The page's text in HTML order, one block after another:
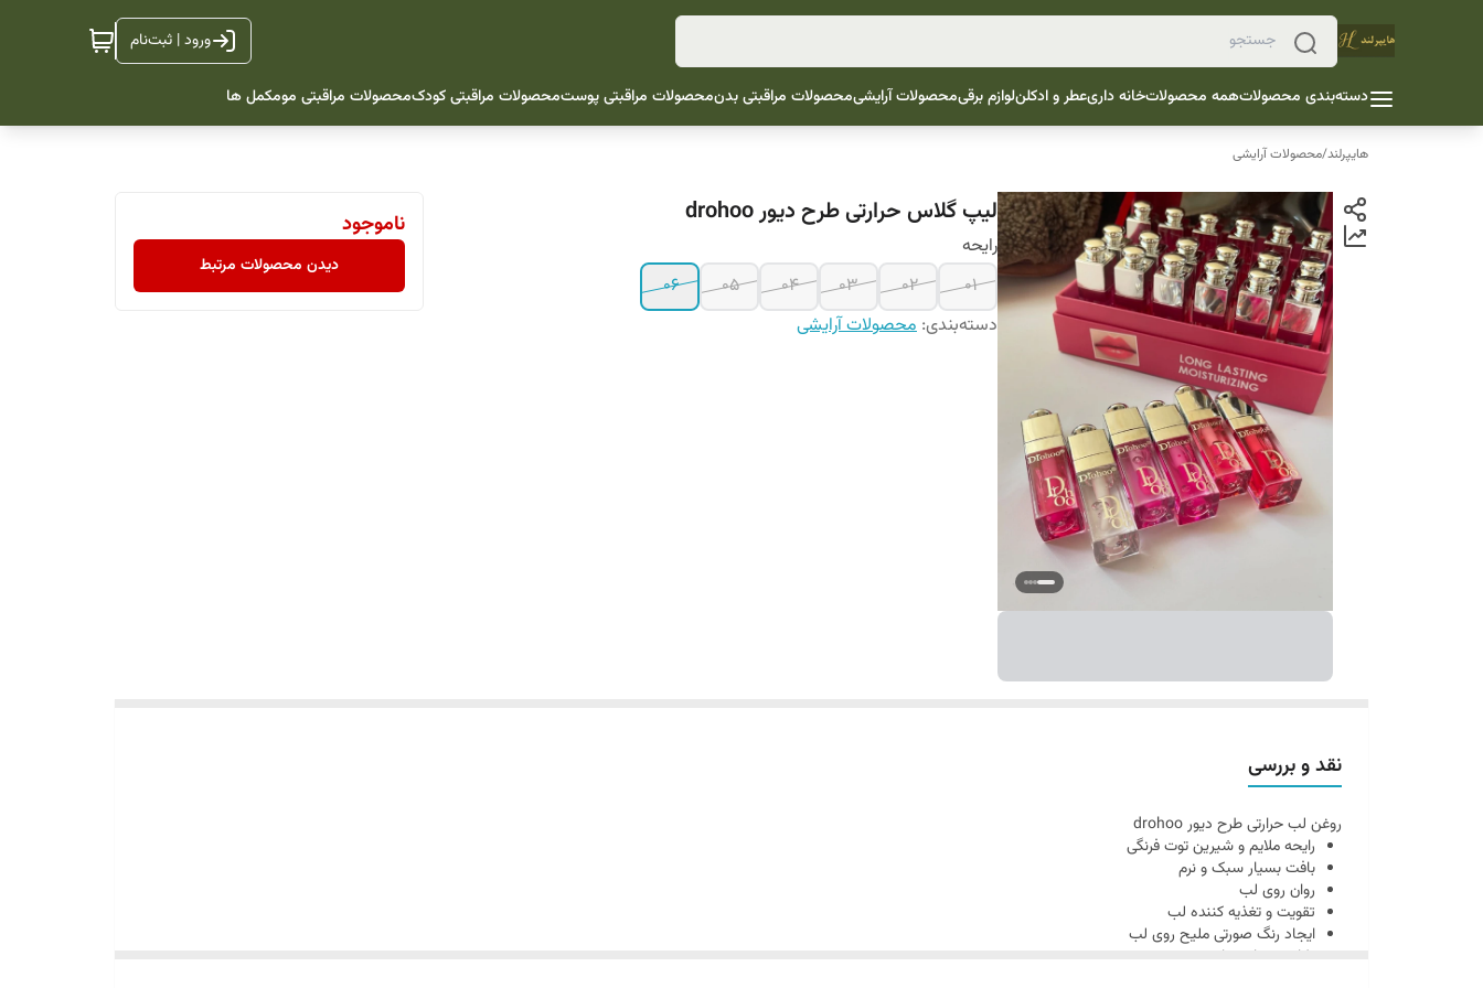
ورود | ثبت‌نام
دسته‌بندی محصولاتهمه محصولاتخانه داریعطر و ادکلنلوازم برقیمحصولات آرایشیمحصولات مراقبتی بدنمحصولات مراقبتی پوستمحصولات مراقبتی کودکمحصولات مراقبتی مومکمل ها
هایپرلند/محصولات آرایشی
لیپ گلاس حرارتی طرح دیور drohoo
رايحه
01
02
03
04
05
06
دسته‌بندی: محصولات آرایشی
ناموجود
دیدن محصولات مرتبط
نقد و بررسی
روغن لب حرارتی طرح دیور drohoo
رایحه ملایم و شیرین توت فرنگی
بافت بسیار سبک و نرم
روان روی لب
تقویت و تغذیه کننده لب
ایجاد رنگ صورتی ملیح روی لب
طراحی زیبا و ساده